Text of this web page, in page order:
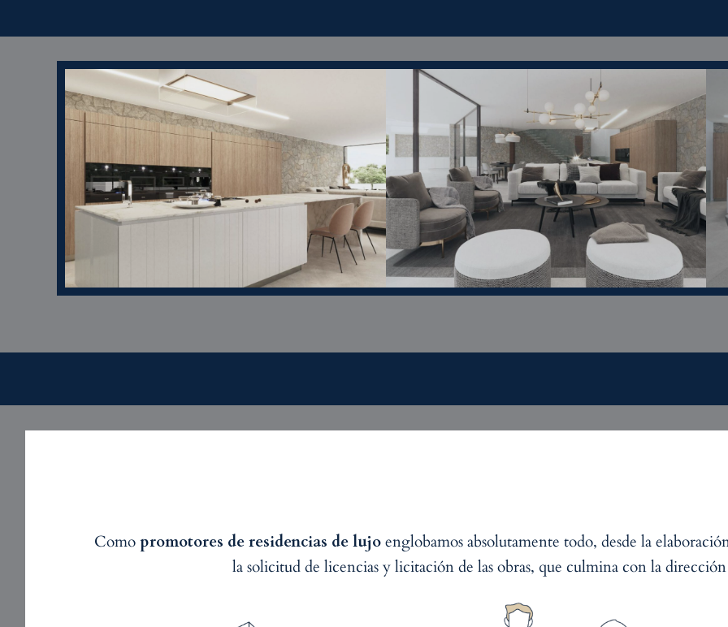
Comopromotores de residencias de lujoenglobamos absolutamente todo, desde la
la solicitud de licencias y licitación de las obras, que culmina con la